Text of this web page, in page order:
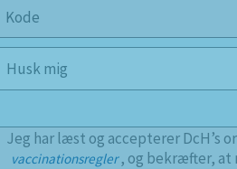
Kode
Husk mig
Jeg har læst og accepterer DcH’s
vaccinationsregler, og bekræfter, at